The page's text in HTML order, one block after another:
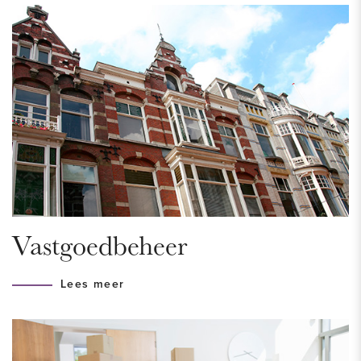
Delft met een variëteit aan winkels, terrassen en
uitgaansgelegenheden, is te voet binnen een kwartier te
bereiken. De TU Delft ligt op nog geen 10 minuten fietsen.
Het centrum van Den Haag is met de auto binnen 20
minuten te bereiken, hier vind je de musea, theaters,
bioscopen, grote winkelstraat met talloze leuke winkels, veel
restaurants en het bruisende nachtleven. Dankzij de
nabijheid van het openbaar vervoer (treinstation, tram 1, bus
32, 33, 37, 61 en 64) is reizen makkelijk en efficiënt. Gunstig
INDELING
Entree op straatniveau, trap naar 2e verdieping.
Vastgoedbeheer
Lees meer